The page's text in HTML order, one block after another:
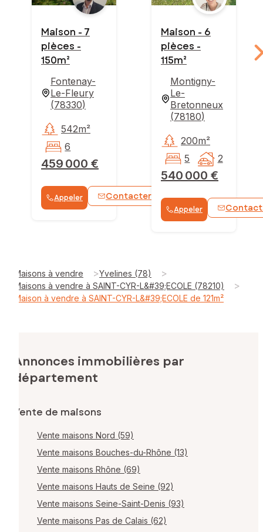
Maison - 7
pièces -
150m²
Fontenay-
Le-Fleury
(78330)
459 000 €
542m²
6
Appeler Contacter WhatsApp
Maison - 6
pièces -
115m²
Montigny-
Le-
Bretonneux
(78180)
540 000 €
200m²
5
2
Appeler
Maisons à vendre >Yvelines (78) >
Maisons à vendre à SAINT-CYR-L&#39;ECOLE (78210) >
Maison à vendre à SAINT-CYR-L&#39;ECOLE de 121m²
Annonces immobilières par
département
Vente de maisons
Vente maisons Nord (59)
Vente maisons Bouches-du-Rhône (13)
Vente maisons Rhône (69)
Vente maisons Hauts de Seine (92)
Vente maisons Seine-Saint-Denis (93)
Vente maisons Pas de Calais (62)